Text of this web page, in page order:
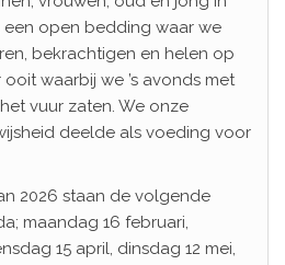
open bedding waar we
bekrachtigen en helen op
waarbij we ’s avonds met
vuur zaten. We onze
deelde als voeding voor
2026 staan de volgende
maandag 16 februari,
15 april, dinsdag 12 mei,